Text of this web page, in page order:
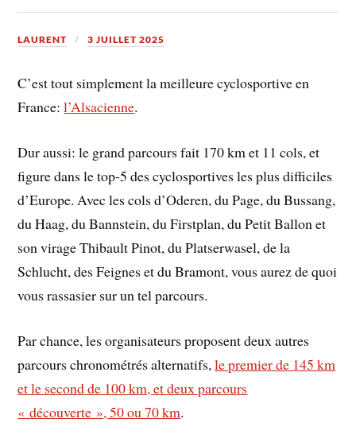
LAURENT 3 JUILLET 2025
C’est tout simplement la meilleure cyclosportive en
France:l’Alsacienne.
Dur aussi: le grand parcours fait 170 km et 11 cols, et
figure dans le top-5 des cyclosportives les plus difficiles
d’Europe. Avec les cols d’Oderen, du Page, du Bussang,
du Haag, du Bannstein, du Firstplan, du Petit Ballon et
son virage Thibault Pinot, du Platserwasel, de la
Schlucht, des Feignes et du Bramont, vous aurez de quoi
vous rassasier sur un tel parcours.
Par chance, les organisateurs proposent deux autres
parcours chronométrés alternatifs,le premier de 145 km
et le second de 100 km, et deux parcours
« découverte », 50 ou 70 km.